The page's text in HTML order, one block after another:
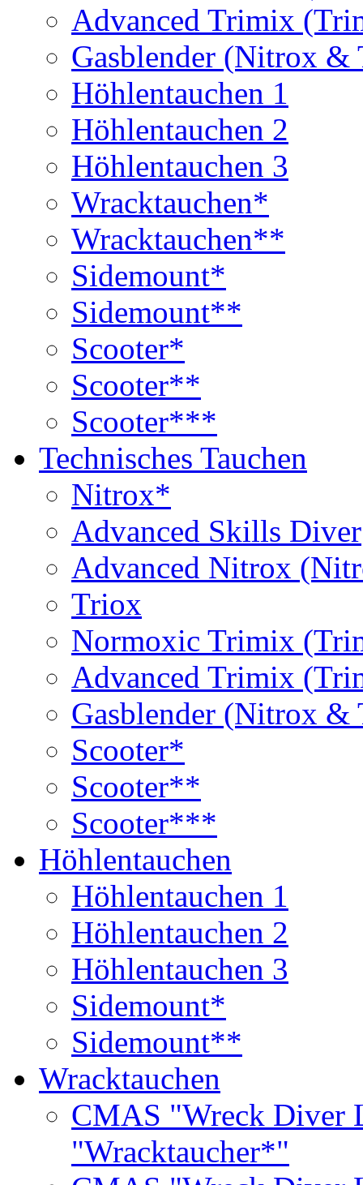
Advanced Trimix
Gasblender (Nitrox
Höhlentauchen 1
Höhlentauchen 2
Höhlentauchen 3
Wracktauchen*
Wracktauchen**
Sidemount*
Sidemount**
Scooter*
Scooter**
Scooter***
Technisches Tauchen
Nitrox*
Advanced Skills Diver
Advanced Nitrox
Triox
Normoxic Trimix
Advanced Trimix
Gasblender (Nitrox
Scooter*
Scooter**
Scooter***
Höhlentauchen
Höhlentauchen 1
Höhlentauchen 2
Höhlentauchen 3
Sidemount*
Sidemount**
Wracktauchen
CMAS "Wreck Diver
"Wracktaucher*"